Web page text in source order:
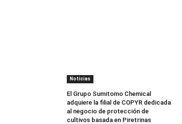
Noticias
El Grupo Sumitomo Chemical
adquiere la filial de COPYR dedicada
al negocio de protección de
cultivos basada en Piretrinas